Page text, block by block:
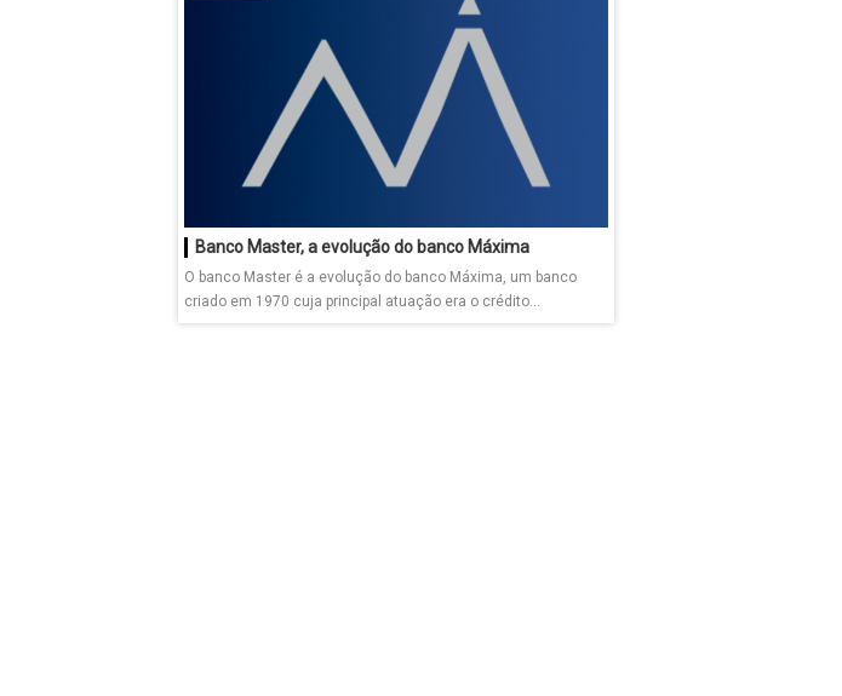
Banco Master, a evolução do banco Máxima
O banco Master é a evolução do banco Máxima, um banco
criado em 1970 cuja principal atuação era o crédito...